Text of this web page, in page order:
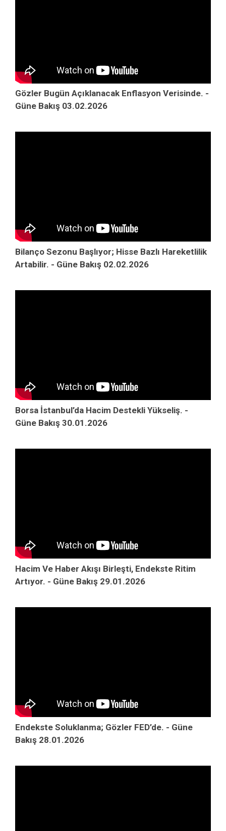
Gözler Bugün Açıklanacak Enflasyon Verisinde. -
Güne Bakış 03.02.2026
Bilanço Sezonu Başlıyor; Hisse Bazlı Hareketlilik
Artabilir. - Güne Bakış 02.02.2026
Borsa İstanbul’da Hacim Destekli Yükseliş. -
Güne Bakış 30.01.2026
Hacim Ve Haber Akışı Birleşti, Endekste Ritim
Artıyor. - Güne Bakış 29.01.2026
Endekste Soluklanma; Gözler FED’de. - Güne
Bakış 28.01.2026